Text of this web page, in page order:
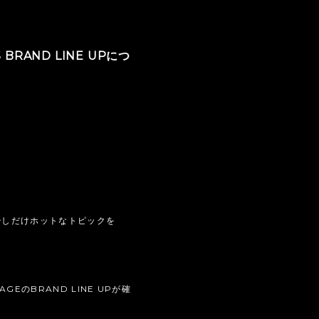
BRAND LINE UPにつ
だけホットなトピックを
のBRAND LINE UPが確